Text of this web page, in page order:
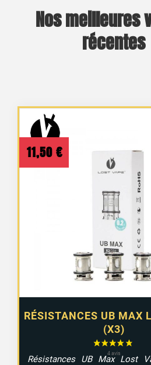
Nos meilleures
récentes
RÉSISTANCES UB MAX
(X3)
11,50 €
Résistances UB Max Lost